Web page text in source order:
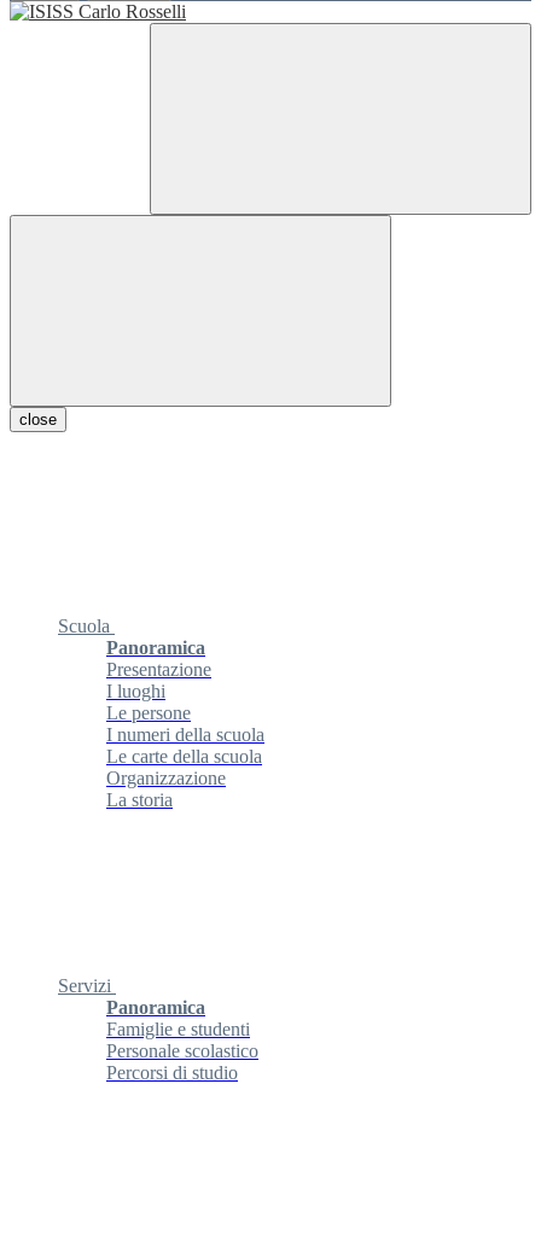
close
Scuola
Panoramica
Presentazione
I luoghi
Le persone
I numeri della scuola
Le carte della scuola
Organizzazione
La storia
Servizi
Panoramica
Famiglie e studenti
Personale scolastico
Percorsi di studio